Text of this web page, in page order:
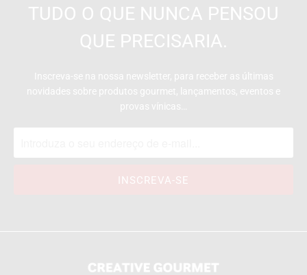
TUDO O QUE NUNCA PENSOU
QUE PRECISARIA.
Inscreva-se na nossa newsletter, para receber as últimas
novidades sobre produtos gourmet, lançamentos, eventos e
provas vínicas…